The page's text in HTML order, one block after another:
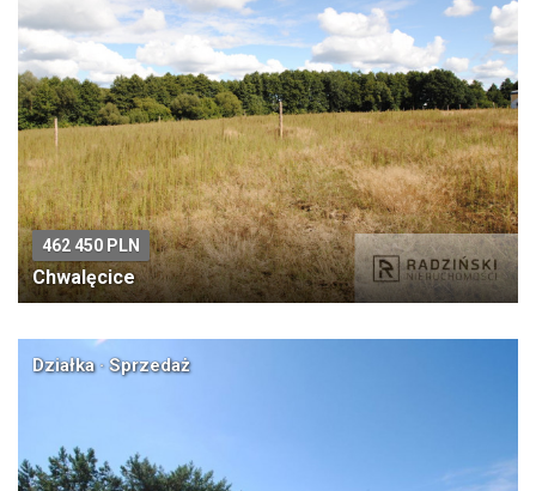
462 450 PLN
Chwalęcice
Działka · Sprzedaż